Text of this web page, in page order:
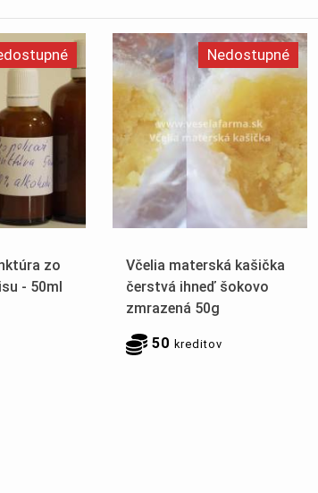
zo
- 50ml
Nedostupné
Včelia materská kašička
čerstvá ihneď šokovo
zmrazená 50g
50 kreditov